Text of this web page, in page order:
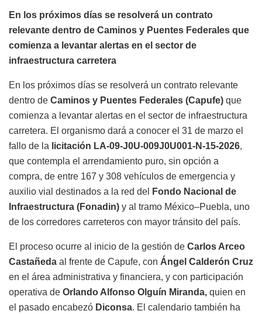
En los próximos días se resolverá un contrato
relevante dentro de Caminos y Puentes Federales que
comienza a levantar alertas en el sector de
infraestructura carretera
En los próximos días se resolverá un contrato relevante
dentro de Caminos y Puentes Federales (Capufe) que
comienza a levantar alertas en el sector de infraestructura
carretera. El organismo dará a conocer el 31 de marzo el
fallo de la licitación LA-09-J0U-009J0U001-N-15-2026,
que contempla el arrendamiento puro, sin opción a
compra, de entre 167 y 308 vehículos de emergencia y
auxilio vial destinados a la red del
Fondo Nacional de
Infraestructura (Fonadin) y al tramo México–Puebla, uno
de los corredores carreteros con mayor tránsito del país.
El proceso ocurre al inicio de la gestión de Carlos Arceo
Castañeda al frente de Capufe, con Ángel Calderón Cruz
en el área administrativa y financiera, y con participación
operativa de Orlando Alfonso Olguín Miranda, quien en
el pasado encabezó Diconsa. El calendario también ha